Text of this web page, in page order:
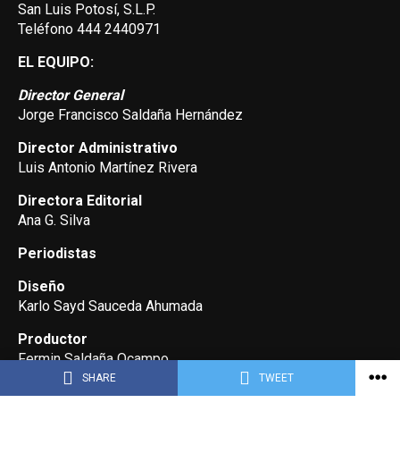
SHARE TWEET
San Luis Potosí, S.L.P.
Teléfono 444 2440971
EL EQUIPO:
Director General
Jorge Francisco Saldaña Hernández
Director Administrativo
Luis Antonio Martínez Rivera
Directora Editorial
Ana G. Silva
Periodistas
Diseño
Karlo Sayd Sauceda Ahumada
Productor
Fermin Saldaña Ocampo